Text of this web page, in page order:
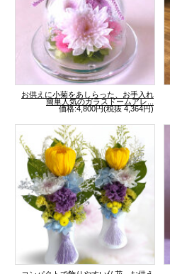
お供えに小菊をあしらった、お手入れ
簡単人気のガラスドームアレ...
価格:4,800円(税抜 4,364円)